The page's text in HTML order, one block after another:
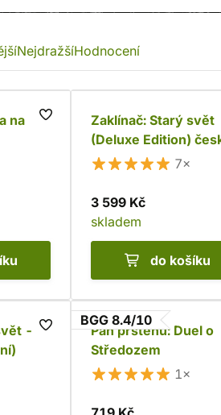
NejdražšíHodnocení
na
Zaklínač: Starý svět
(Deluxe Edition)
7×
3 599 Kč
skladem
do košíku
-
BGG 8.4/10
Pán prstenů: Duel o
Středozem
1×